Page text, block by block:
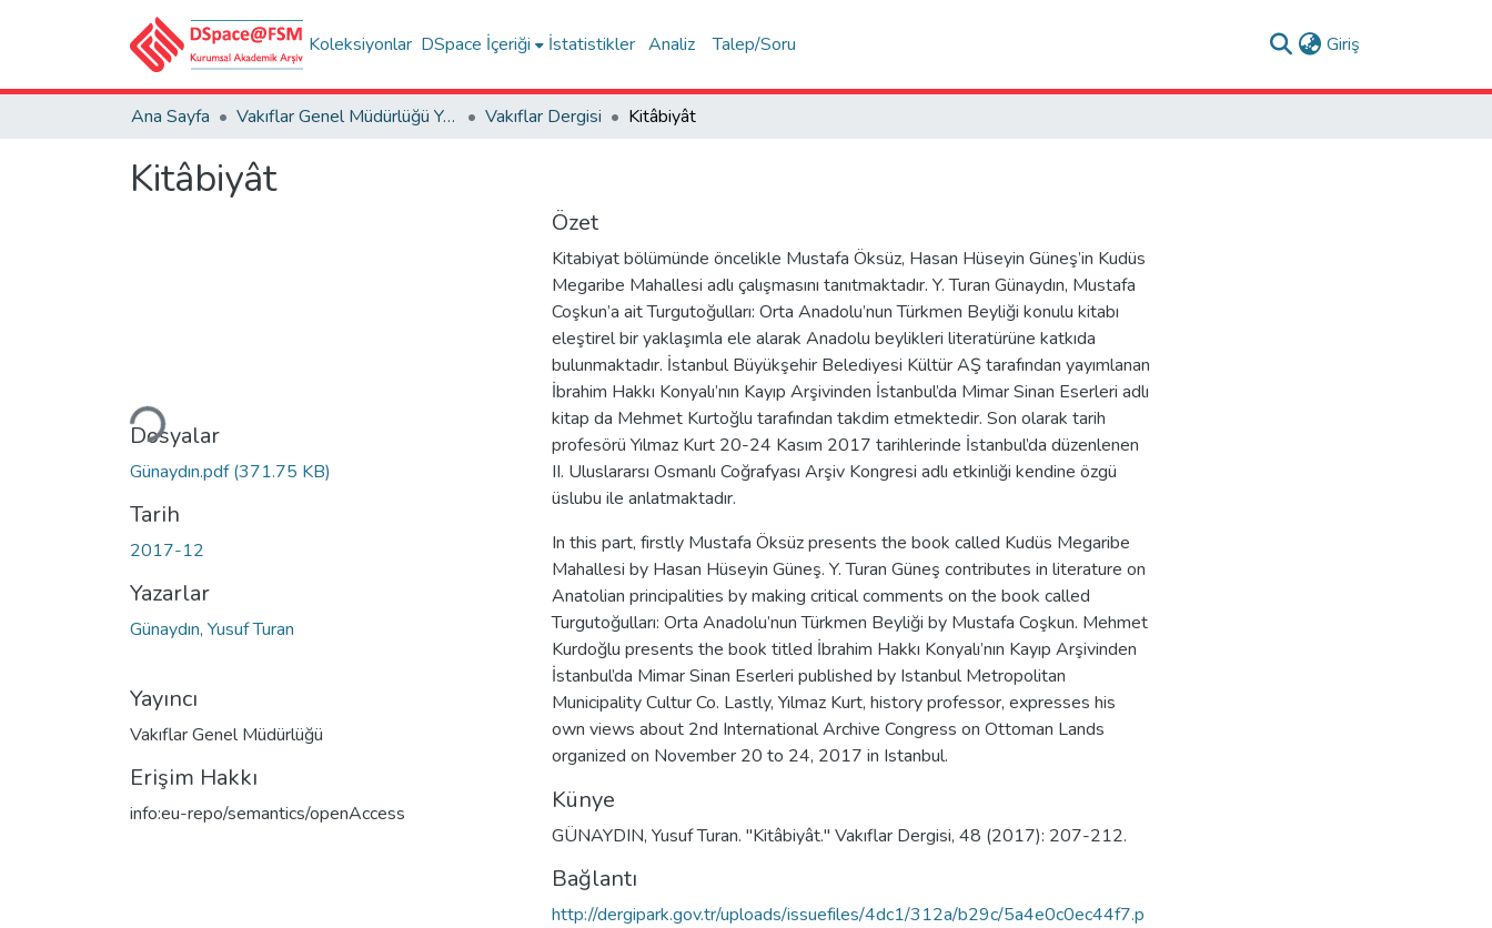
Koleksiyonlar DSpace İçeriği İstatistikler Analiz Talep/Soru Giriş
Ana Sayfa Vakıflar Genel Müdürlüğü Yayınları Vakıflar Dergisi Kitâbiyât
Kitâbiyât
Yükleniyor...
Dosyalar
Günaydın.pdf(371.75 KB)
Tarih
2017-12
Yazarlar
Günaydın, Yusuf Turan
Yayıncı
Vakıflar Genel Müdürlüğü
Erişim Hakkı
info:eu-repo/semantics/openAccess
Özet
Kitabiyat bölümünde öncelikle Mustafa Öksüz, Hasan Hüseyin Güneş’in Kudüs
Megaribe Mahallesi adlı çalışmasını tanıtmaktadır. Y. Turan Günaydın, Mustafa
Coşkun’a ait Turgutoğulları: Orta Anadolu’nun Türkmen Beyliği konulu kitabı
eleştirel bir yaklaşımla ele alarak Anadolu beylikleri literatürüne katkıda
bulunmaktadır. İstanbul Büyükşehir Belediyesi Kültür AŞ tarafından yayımlanan
İbrahim Hakkı Konyalı’nın Kayıp Arşivinden İstanbul’da Mimar Sinan Eserleri adlı
kitap da Mehmet Kurtoğlu tarafından takdim etmektedir. Son olarak tarih
profesörü Yılmaz Kurt 20-24 Kasım 2017 tarihlerinde İstanbul’da düzenlenen
II. Uluslararsı Osmanlı Coğrafyası Arşiv Kongresi adlı etkinliği kendine özgü
üslubu ile anlatmaktadır.
In this part, firstly Mustafa Öksüz presents the book called Kudüs Megaribe
Mahallesi by Hasan Hüseyin Güneş. Y. Turan Güneş contributes in literature on
Anatolian principalities by making critical comments on the book called
Turgutoğulları: Orta Anadolu’nun Türkmen Beyliği by Mustafa Coşkun. Mehmet
Kurdoğlu presents the book titled İbrahim Hakkı Konyalı’nın Kayıp Arşivinden
İstanbul’da Mimar Sinan Eserleri published by Istanbul Metropolitan
Municipality Cultur Co. Lastly, Yılmaz Kurt, history professor, expresses his
own views about 2nd International Archive Congress on Ottoman Lands
organized on November 20 to 24, 2017 in Istanbul.
Künye
GÜNAYDIN, Yusuf Turan. "Kitâbiyât." Vakıflar Dergisi, 48 (2017): 207-212.
Bağlantı
http://dergipark.gov.tr/uploads/issuefiles/4dc1/312a/b29c/5a4e0c0ec44f7.p